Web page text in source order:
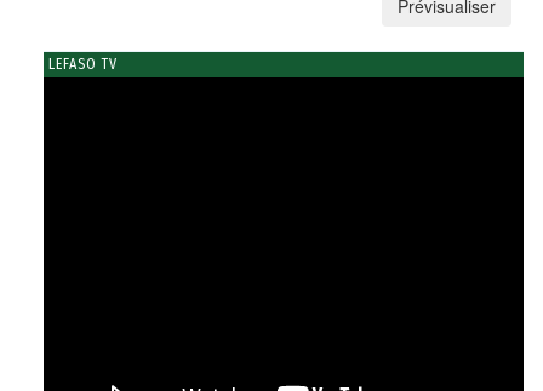
LEFASO TV